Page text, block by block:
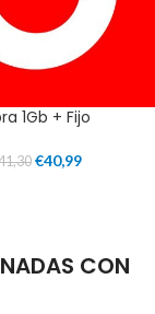
1Gb + Fijo
€40,99
CON